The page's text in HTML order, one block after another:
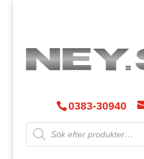
0383-30940
Products
search